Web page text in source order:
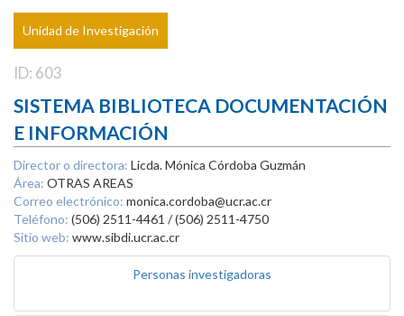
Unidad de Investigación
ID: 603
SISTEMA BIBLIOTECA DOCUMENTACIÓN
E INFORMACIÓN
Director o directora: Licda. Mónica Córdoba Guzmán
Área: OTRAS AREAS
Correo electrónico: monica.cordoba@ucr.ac.cr
Teléfono: (506) 2511-4461 / (506) 2511-4750
Sitio web: www.sibdi.ucr.ac.cr
Personas investigadoras